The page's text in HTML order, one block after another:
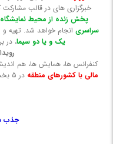
خبرگزاری های در قالب مشارکت
پخش زنده از محیط
سراسری انجام خواهد شد. تهیه
یک و یا دو سیما، در
کنفرانس ها، همایش ها، هم
مالی با کشورهای منطقه در 5 بخش ذیل در حوزه بین الملل در دست اقدام است:
جذب